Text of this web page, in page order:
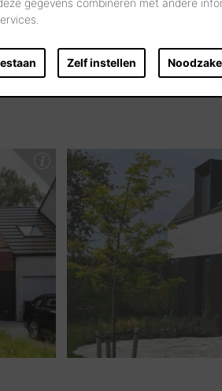
gegevens combineren met andere
Zelf instellen